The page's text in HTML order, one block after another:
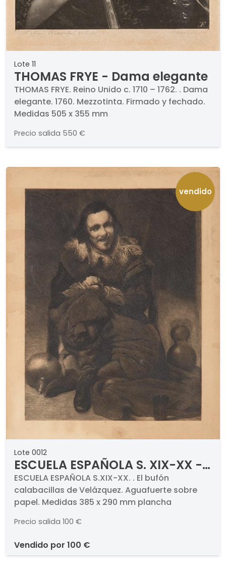
Lote 11
THOMAS FRYE - Dama elegante
THOMAS FRYE. Reino Unido c. 1710 – 1762. . Dama
elegante. 1760. Mezzotinta. Firmado y fechado.
Medidas 505 x 355 mm
Precio salida 550 €
vendido
Lote 0012
ESCUELA ESPAÑOLA S. XIX-XX -
El bufón calabacillas de
Velázquez
ESCUELA ESPAÑOLA S.XIX-XX. . El bufón
calabacillas de Velázquez. Aguafuerte sobre
papel. Medidas 385 x 290 mm plancha
Precio salida 100 €
vendido por 100 €